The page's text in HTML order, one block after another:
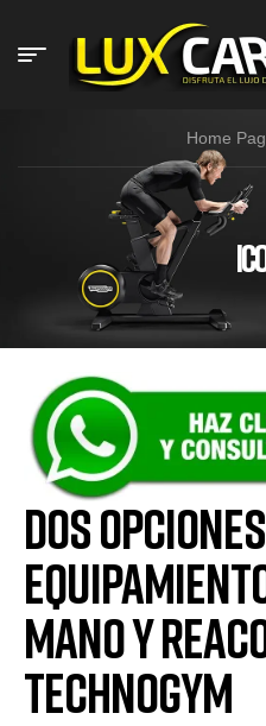
Home
Dos
Mano y
Technogym